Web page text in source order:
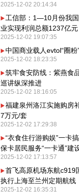
2025-12-02 20:14:34
工信部：1—10月份我
业实现利润总额1237亿元
2025-12-02 19:07:35
中国商业载人evtol“圈粉
2025-12-02 18:23:35
筑牢食安防线：紫燕食
巡讲纵深推进
2025-12-02 18:16:05
福建泉州洛江实施购房
7万元/套
2025-12-02 17:29:38
“衣食住行游购娱”一卡
保卡居民服务“一卡通”建
2025-12-02 17:13:57
首飞高原机场东航c919
执行上海至兰州定期航线
2025-12-02 16:35:31